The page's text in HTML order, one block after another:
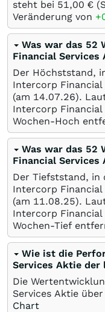
steht bei 51,00 €
Veränderung von
Was war das 52
Financial Services
Der Höchststand,
Intercorp Financial
(am 14.07.26).
Intercorp
Wochen-Hoch
Was war das 52
Financial Services
Der Tiefststand, in
Intercorp Financial
(am 11.08.25).
Intercorp Financial
Wochen-Tief
Wie ist die
Services Aktie der
Die
Services Aktie
Chart